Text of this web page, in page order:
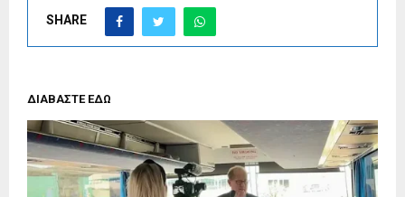
SHARE
ΔΙΑΒΑΣΤΕ ΕΔΩ